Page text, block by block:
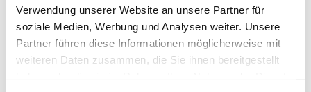
Verwendung unserer Website an unsere Partner für
soziale Medien, Werbung und Analysen weiter. Unsere
Partner führen diese Informationen möglicherweise mit
weiteren Daten zusammen, die Sie ihnen bereitgestellt
Dies könnte Sie auch
interessieren